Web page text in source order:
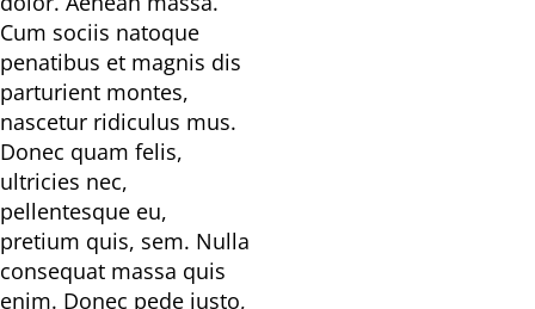
Cum sociis natoque
penatibus et magnis dis
parturient montes,
nascetur ridiculus mus.
Donec quam felis,
ultricies nec,
pellentesque eu,
pretium quis, sem. Nulla
consequat massa quis
enim. Donec pede justo,